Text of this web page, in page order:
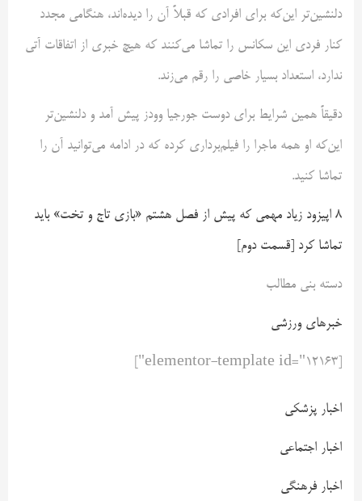
دلنشین‌تر این‌که برای افرادی که قبلاً آن را دیده‌اند، هنگامی مجدد
کنار فردی این سکانس را تماشا می‌کنند که هیچ خبری از اتفاقات آتی
ندارد، استعداد‌ بسیار‌ خاصی را رقم می‌زند.⁠
دقیقاً همین شرایط برای دوست‌ جورجیا وودز پیش آمد و دلنشین‌تر
این‌که او همه ماجرا را فیلم‌برداری کرده که در ادامه می‌توانید آن را
تماشا کنید.
۸ اپیزود زیاد مهمی که پیش از فصل هشتم «بازی تاج و تخت» باید
تماشا کرد [قسمت دوم]
دسته بنی مطالب
خبرهای ورزشی
اخبار پزشکی
اخبار اجتماعی
اخبار فرهنگی